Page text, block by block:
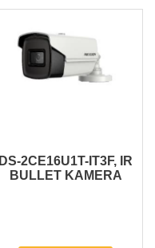
DS-2CE16U1T-IT3F, IR
BULLET KAMERA